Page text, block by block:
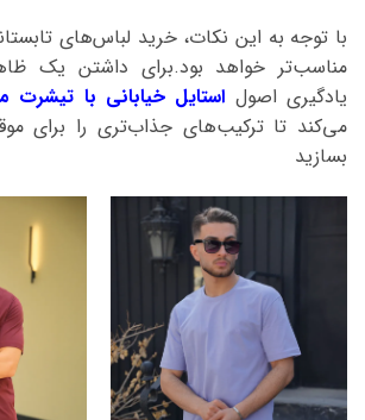
با توجه به این نکات، خرید لباس‌های
مناسب‌تر خواهد بود.برای داشتن یک
یادگیری اصول استایل خیابانی با تیشرت
می‌کند تا ترکیب‌های جذاب‌تری را برای
بسازید